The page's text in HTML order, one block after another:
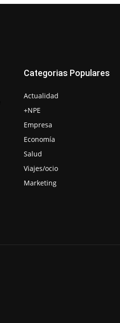
Categorias Populares
Actualidad
+NPE
Empresa
Economía
Salud
Viajes/ocio
Marketing